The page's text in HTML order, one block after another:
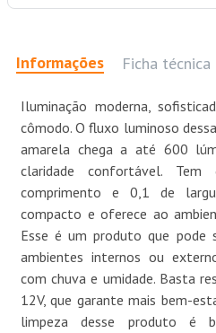
Informações Ficha técnica
Iluminação moderna,
cômodo. O fluxo luminoso
amarela chega a até 600
claridade confortável.
comprimento e 0,1 de
compacto e oferece ao
Esse é um produto que
ambientes internos ou
com chuva e umidade. Basta
12V, que garante mais bem-
limpeza desse produto é